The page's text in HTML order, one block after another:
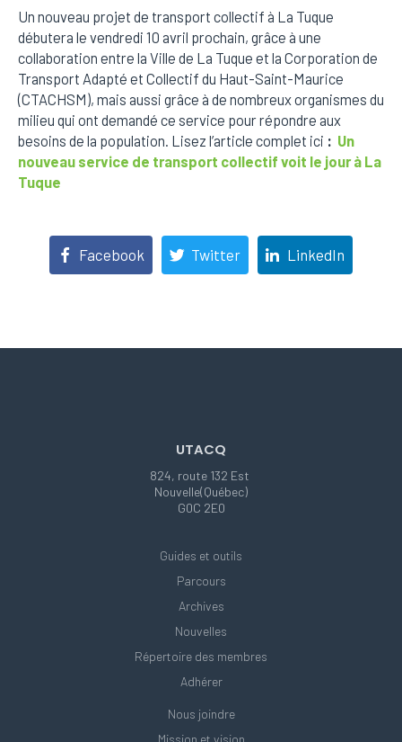
Un nouveau projet de transport collectif à La Tuque
débutera le vendredi 10 avril prochain, grâce à une
collaboration entre la Ville de La Tuque et la Corporation de
Transport Adapté et Collectif du Haut-Saint-Maurice
(CTACHSM), mais aussi grâce à de nombreux organismes du
milieu qui ont demandé ce service pour répondre aux
besoins de la population. Lisez l’article complet ici : Un
nouveau service de transport collectif voit le jour à La
Tuque
Facebook Twitter LinkedIn
UTACQ
824, route 132 Est
Nouvelle(Québec)
G0C 2E0
Guides et outils
Parcours
Archives
Nouvelles
Répertoire des membres
Adhérer
Nous joindre
Mission et vision